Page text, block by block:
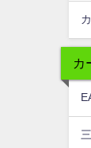
カ